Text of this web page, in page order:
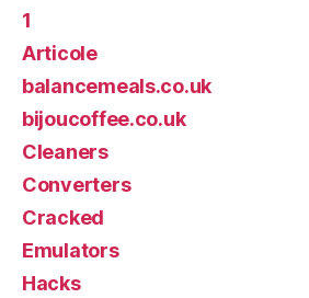
1
Articole
balancemeals.co.uk
bijoucoffee.co.uk
Cleaners
Converters
Cracked
Emulators
Hacks